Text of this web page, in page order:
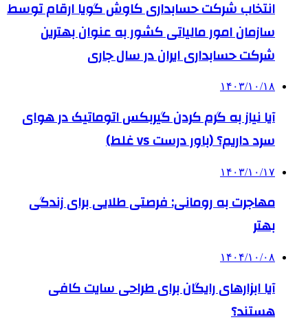
انتخاب شرکت حسابداری کاوش گویا ارقام توسط
سازمان امور مالیاتی کشور به عنوان بهترین
شرکت حسابداری ایران در سال جاری
۱۴۰۳/۱۰/۱۸
آیا نیاز به گرم کردن گیربکس اتوماتیک در هوای
سرد داریم؟ (باور درست vs غلط)
۱۴۰۳/۱۰/۱۷
مهاجرت به رومانی: فرصتی طلایی برای زندگی
بهتر
۱۴۰۴/۱۰/۰۸
آیا ابزارهای رایگان برای طراحی سایت کافی
هستند؟